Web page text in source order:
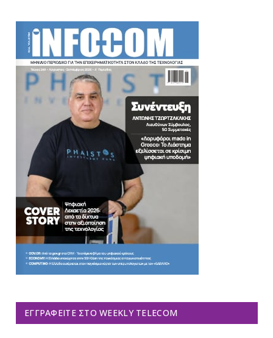
ΕΓΓΡΑΦΕΊΤΕ ΣΤΟ WEEKLY TELECOM